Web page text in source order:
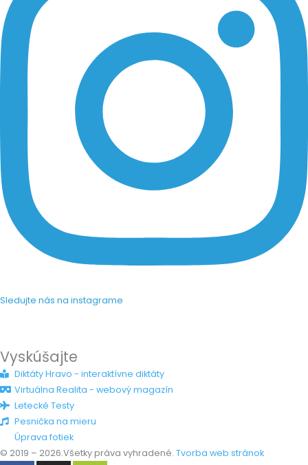
Sledujte nás na instagrame
Vyskúšajte
Diktáty Hravo - interaktívne diktáty
Virtuálna Realita - webový magazín
Letecké Testy
Pesnička na mieru
Úprava fotiek
© 2019 – 2026.Všetky práva vyhradené. Tvorba web stránok